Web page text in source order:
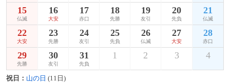
15
仏滅
16
大安
17
赤口
18
先勝
19
友引
20
先負
21
仏滅
22
大安
23
先勝
24
友引
25
先負
26
仏滅
27
大安
28
赤口
29
先勝
30
友引
31
先負
1 2 3 4
祝日： 山の日 (11日)